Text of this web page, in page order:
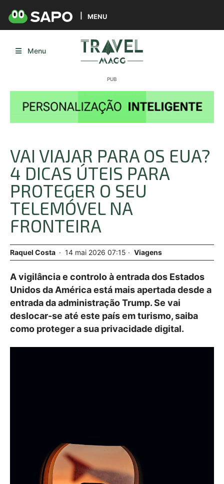
MENU
Menu
VAI VIAJAR PARA OS EUA?
4 DICAS ÚTEIS PARA
PROTEGER O SEU
TELEMÓVEL NA
FRONTEIRA
Raquel Costa 14 mai 2026 07:15 Viagens
A vigilância e controlo à entrada dos Estados
Unidos da América está mais apertada desde a
entrada da administração Trump. Se vai
deslocar-se até este país em turismo, saiba
como proteger a sua privacidade digital.